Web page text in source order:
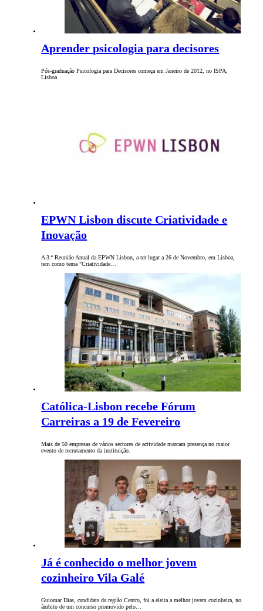
Aprender psicologia para decisores
Pós-graduação Psicologia para Decisores começa em Janeiro de 2012, no ISPA,
Lisboa
EPWN Lisbon discute Criatividade e
Inovação
A 3.ª Reunião Anual da EPWN Lisbon, a ter lugar a 26 de Novembro, em Lisboa,
tem como tema "Criatividade…
Católica-Lisbon recebe Fórum
Carreiras a 19 de Fevereiro
Mais de 50 empresas de vários sectores de actividade marcam presença no maior
evento de recrutamento da instituição.
Já é conhecido o melhor jovem
cozinheiro Vila Galé
Guiomar Dias, candidata da região Centro, foi a eleita a melhor jovem cozinheira, no
âmbito de um concurso promovido pelo…